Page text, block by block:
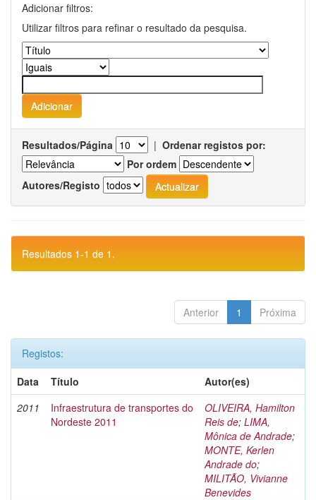
Adicionar filtros:
Utilizar filtros para refinar o resultado da pesquisa.
Resultados/Página | Ordenar registos por:
Por ordem
Autores/Registo
Resultados 1-1 de 1.
Anterior 1 Próxima
Registos:
Data
Título
Autor(es)
2011
Infraestrutura de transportes do
Nordeste 2011
OLIVEIRA, Hamilton
Reis de; LIMA,
Mônica de Andrade;
MONTE, Kerlen
Andrade do;
MILITÃO, Vivianne
Benevides